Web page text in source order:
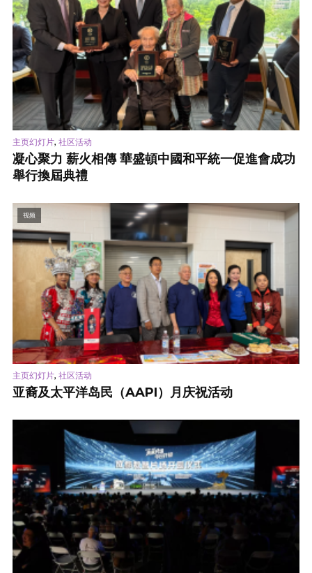
主页幻灯片, 社区活动
凝心聚力 薪火相傳 華盛頓中國和平統一促進會成功
舉行換屆典禮
视频
主页幻灯片, 社区活动
亚裔及太平洋岛民（AAPI）月庆祝活动